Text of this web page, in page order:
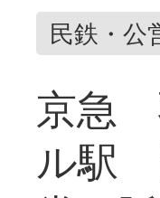
民鉄・公
京急
ル駅